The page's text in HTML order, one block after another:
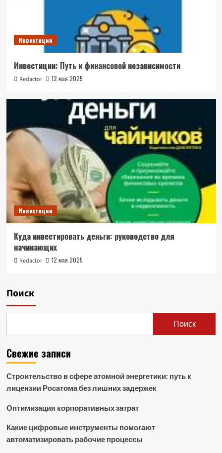
Инвестиции
Инвестиции: Путь к финансовой независимости
Redactor 12 мая 2025
Инвестиции
Куда инвестировать деньги: руководство для
начинающих
Redactor 12 мая 2025
Поиск
Поиск
Свежие записи
Строительство в сфере атомной энергетики: путь к
лицензии Росатома без лишних задержек
Оптимизация корпоративных затрат
Какие цифровые инструменты помогают
автоматизировать рабочие процессы